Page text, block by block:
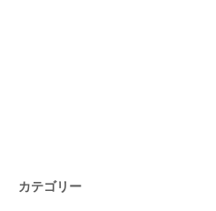
カテゴリー